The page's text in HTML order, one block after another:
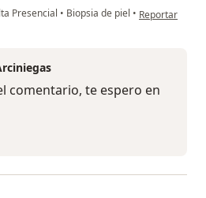
Presencial • Biopsia de piel • en opinión del
Reportar
comentario, te espero en